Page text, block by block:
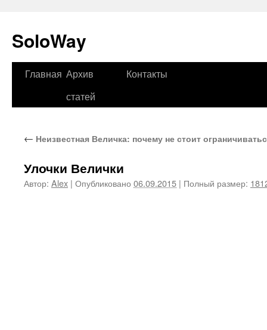
SoloWay
Перейти
Главная Архив
статей
Контакты
← Неизвестная Величка: почему не стоит
Улочки Велички
Автор: Alex | Опубликовано 06.09.2015 | Полный размер: